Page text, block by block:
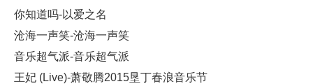
你知道吗-以爱之名
沧海一声笑-沧海一声笑
音乐超气派-音乐超气派
王妃 (Live)-萧敬腾2015垦丁春浪音乐节